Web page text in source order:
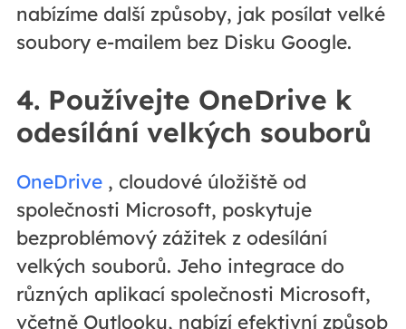
nabízíme další způsoby, jak posílat velké
soubory e-mailem bez Disku Google.
4. Používejte OneDrive k
odesílání velkých souborů
OneDrive, cloudové úložiště od
společnosti Microsoft, poskytuje
bezproblémový zážitek z odesílání
velkých souborů. Jeho integrace do
různých aplikací společnosti Microsoft,
včetně Outlooku, nabízí efektivní způsob